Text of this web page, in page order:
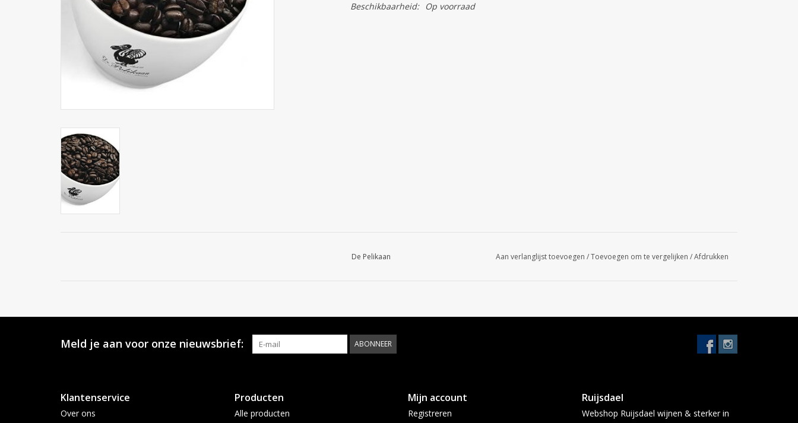
Beschikbaarheid: Op voorraad
De Pelikaan Aan verlanglijst toevoegen /Toevoegen om te vergelijken /Afdrukken
Meld je aan voor onze nieuwsbrief: ABONNEER
Klantenservice
Over ons
Producten
Alle producten
Mijn account
Registreren
Ruijsdael
Webshop Ruijsdael wijnen & sterker in